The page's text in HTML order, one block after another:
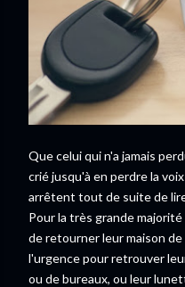
Que celui qui n'a jamais
crié jusqu'à en perdre la
arrêtent tout de suite de
Pour la très grande
de retourner leur maison
l'urgence pour retrouver
ou de bureaux, ou leur